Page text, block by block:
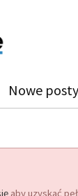
Nowe posty
aby uzyskać